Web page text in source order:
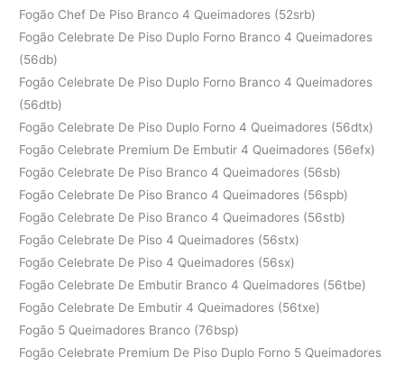
Fogão Chef De Piso Branco 4 Queimadores (52srb)
Fogão Celebrate De Piso Duplo Forno Branco 4 Queimadores
(56db)
Fogão Celebrate De Piso Duplo Forno Branco 4 Queimadores
(56dtb)
Fogão Celebrate De Piso Duplo Forno 4 Queimadores (56dtx)
Fogão Celebrate Premium De Embutir 4 Queimadores (56efx)
Fogão Celebrate De Piso Branco 4 Queimadores (56sb)
Fogão Celebrate De Piso Branco 4 Queimadores (56spb)
Fogão Celebrate De Piso Branco 4 Queimadores (56stb)
Fogão Celebrate De Piso 4 Queimadores (56stx)
Fogão Celebrate De Piso 4 Queimadores (56sx)
Fogão Celebrate De Embutir Branco 4 Queimadores (56tbe)
Fogão Celebrate De Embutir 4 Queimadores (56txe)
Fogão 5 Queimadores Branco (76bsp)
Fogão Celebrate Premium De Piso Duplo Forno 5 Queimadores